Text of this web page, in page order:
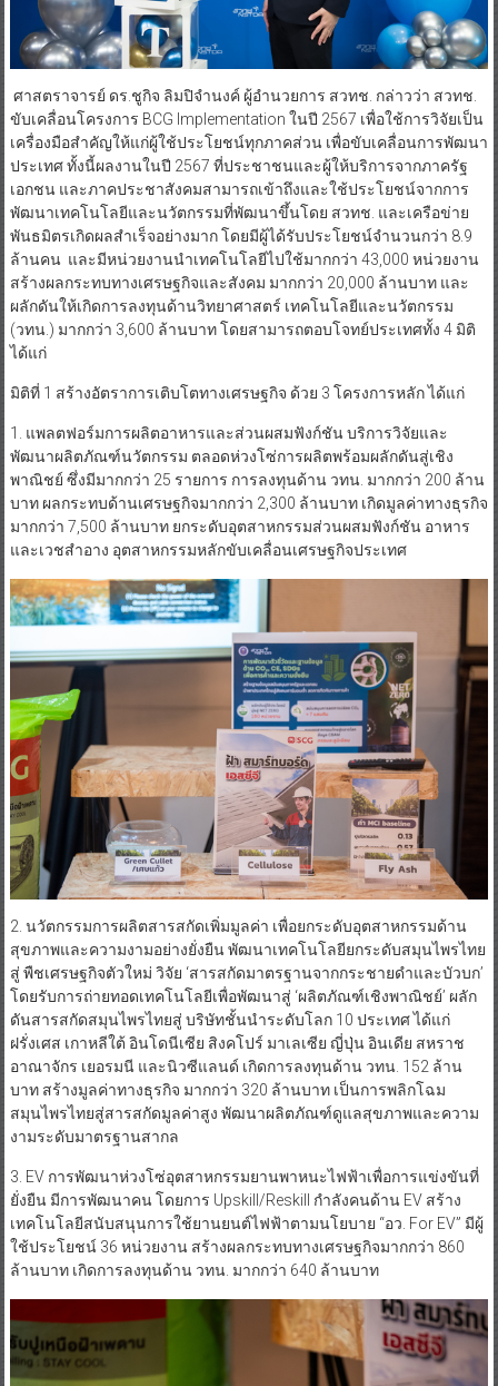
ศาสตราจารย์ ดร.ชูกิจ ลิมปิจำนงค์ ผู้อำนวยการ สวทช. กล่าวว่า สวทช.
ขับเคลื่อนโครงการ BCG Implementation ในปี 2567 เพื่อใช้การวิจัยเป็น
เครื่องมือสำคัญให้แก่ผู้ใช้ประโยชน์ทุกภาคส่วน เพื่อขับเคลื่อนการพัฒนา
ประเทศ ทั้งนี้ผลงานในปี 2567 ที่ประชาชนและผู้ให้บริการจากภาครัฐ
เอกชน และภาคประชาสังคมสามารถเข้าถึงและใช้ประโยชน์จากการ
พัฒนาเทคโนโลยีและนวัตกรรมที่พัฒนาขึ้นโดย สวทช. และเครือข่าย
พันธมิตรเกิดผลสำเร็จอย่างมาก โดยมีผู้ได้รับประโยชน์จำนวนกว่า 8.9
ล้านคน และมีหน่วยงานนำเทคโนโลยีไปใช้มากกว่า 43,000 หน่วยงาน
สร้างผลกระทบทางเศรษฐกิจและสังคม มากกว่า 20,000 ล้านบาท และ
ผลักดันให้เกิดการลงทุนด้านวิทยาศาสตร์ เทคโนโลยีและนวัตกรรม
(วทน.) มากกว่า 3,600 ล้านบาท โดยสามารถตอบโจทย์ประเทศทั้ง 4 มิติ
ได้แก่
มิติที่ 1 สร้างอัตราการเติบโตทางเศรษฐกิจ ด้วย 3 โครงการหลัก ได้แก่
1. แพลตฟอร์มการผลิตอาหารและส่วนผสมฟังก์ชัน บริการวิจัยและ
พัฒนาผลิตภัณฑ์นวัตกรรม ตลอดห่วงโซ่การผลิตพร้อมผลักดันสู่เชิง
พาณิชย์ ซึ่งมีมากกว่า 25 รายการ การลงทุนด้าน วทน. มากกว่า 200 ล้าน
บาท ผลกระทบด้านเศรษฐกิจมากกว่า 2,300 ล้านบาท เกิดมูลค่าทางธุรกิจ
มากกว่า 7,500 ล้านบาท ยกระดับอุตสาหกรรมส่วนผสมฟังก์ชัน อาหาร
และเวชสำอาง อุตสาหกรรมหลักขับเคลื่อนเศรษฐกิจประเทศ
2. นวัตกรรมการผลิตสารสกัดเพิ่มมูลค่า เพื่อยกระดับอุตสาหกรรมด้าน
สุขภาพและความงามอย่างยั่งยืน พัฒนาเทคโนโลยียกระดับสมุนไพรไทย
สู่ พืชเศรษฐกิจตัวใหม่ วิจัย ‘สารสกัดมาตรฐานจากกระชายดำและบัวบก’
โดยรับการถ่ายทอดเทคโนโลยีเพื่อพัฒนาสู่ ‘ผลิตภัณฑ์เชิงพาณิชย์’ ผลัก
ดันสารสกัดสมุนไพรไทยสู่ บริษัทชั้นนำระดับโลก 10 ประเทศ ได้แก่
ฝรั่งเศส เกาหลีใต้ อินโดนีเซีย สิงคโปร์ มาเลเซีย ญี่ปุ่น อินเดีย สหราช
อาณาจักร เยอรมนี และนิวซีแลนด์ เกิดการลงทุนด้าน วทน. 152 ล้าน
บาท สร้างมูลค่าทางธุรกิจ มากกว่า 320 ล้านบาท เป็นการพลิกโฉม
สมุนไพรไทยสู่สารสกัดมูลค่าสูง พัฒนาผลิตภัณฑ์ดูแลสุขภาพและความ
งามระดับมาตรฐานสากล
3. EV การพัฒนาห่วงโซ่อุตสาหกรรมยานพาหนะไฟฟ้าเพื่อการแข่งขันที่
ยั่งยืน มีการพัฒนาคน โดยการ Upskill/Reskill กำลังคนด้าน EV สร้าง
เทคโนโลยีสนับสนุนการใช้ยานยนต์ไฟฟ้าตามนโยบาย “อว. For EV” มีผู้
ใช้ประโยชน์ 36 หน่วยงาน สร้างผลกระทบทางเศรษฐกิจมากกว่า 860
ล้านบาท เกิดการลงทุนด้าน วทน. มากกว่า 640 ล้านบาท